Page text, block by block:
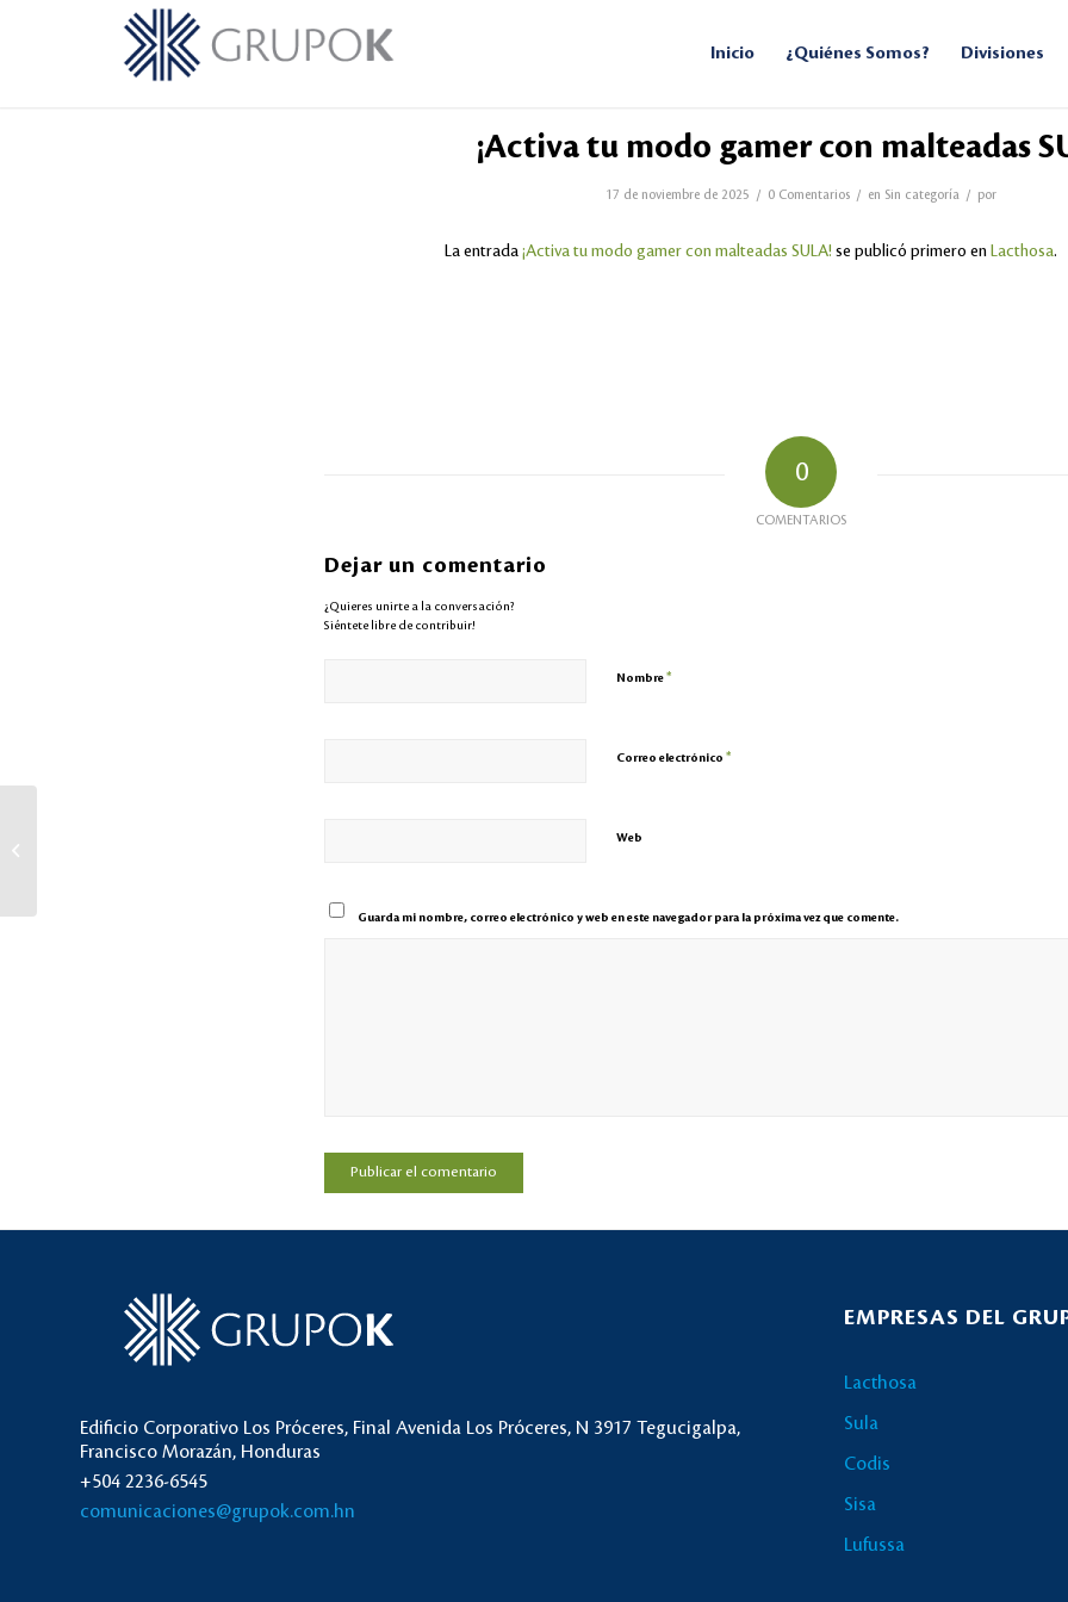
Inicio ¿Quiénes Somos? Divisiones
¡Activa tu modo gamer con malteadas
17 de noviembre de 2025 / 0 Comentarios / en Sin categoría / por
La entrada ¡Activa tu modo gamer con malteadas SULA! se publicó primero en Lacthosa.
0
COMENTARIOS
Dejar un comentario
¿Quieres unirte a la conversación?
Siéntete libre de contribuir!
Nombre*
Correo electrónico *
Web
Guarda mi nombre, correo electrónico y web en este navegador para la próxima vez que comente.
Edificio Corporativo Los Próceres, Final Avenida Los Próceres, N 3917 Tegucigalpa,
Francisco Morazán, Honduras
+504 2236-6545
comunicaciones@grupok.com.hn
EMPRESAS DEL
Lacthosa
Sula
Codis
Sisa
Lufussa